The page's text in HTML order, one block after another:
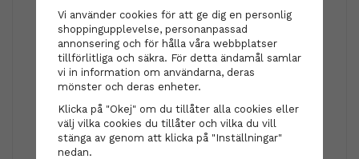
REF
REF - Thickening Spray N°215 300ml
Vi använder cookies för att ge dig en personlig
shoppingupplevelse, personanpassad
annonsering och för hålla våra webbplatser
tillförlitliga och säkra. För detta ändamål samlar
vi in information om användarna, deras
mönster och deras enheter.
Klicka på "Okej" om du tillåter alla cookies eller
välj vilka cookies du tillåter och vilka du vill
stänga av genom att klicka på "Inställningar"
nedan.